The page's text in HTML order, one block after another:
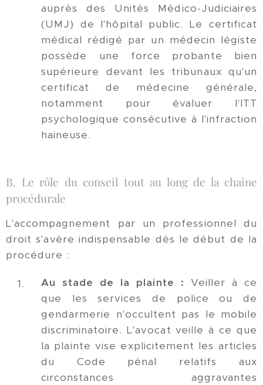
auprès des Unités Médico-Judiciaires
(UMJ) de l'hôpital public. Le certificat
médical rédigé par un médecin légiste
possède une force probante bien
supérieure devant les tribunaux qu'un
certificat de médecine générale,
notamment pour évaluer l'ITT
psychologique consécutive à l'infraction
haineuse.
B. Le rôle du conseil tout au long de la chaîne
procédurale
L'accompagnement par un professionnel du
droit s'avère indispensable dès le début de la
procédure :
Au stade de la plainte : Veiller à ce
que les services de police ou de
gendarmerie n'occultent pas le mobile
discriminatoire. L'avocat veille à ce que
la plainte vise explicitement les articles
du Code pénal relatifs aux
circonstances aggravantes